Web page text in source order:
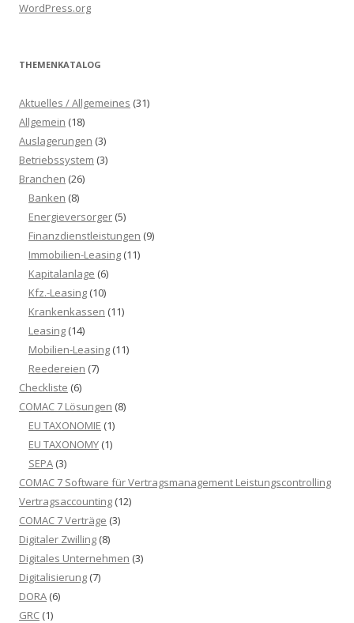
WordPress.org
THEMENKATALOG
Aktuelles / Allgemeines (31)
Allgemein (18)
Auslagerungen (3)
Betriebssystem (3)
Branchen (26)
Banken (8)
Energieversorger (5)
Finanzdienstleistungen (9)
Immobilien-Leasing (11)
Kapitalanlage (6)
Kfz.-Leasing (10)
Krankenkassen (11)
Leasing (14)
Mobilien-Leasing (11)
Reedereien (7)
Checkliste (6)
COMAC 7 Lösungen (8)
EU TAXONOMIE (1)
EU TAXONOMY (1)
SEPA (3)
COMAC 7 Software für Vertragsmanagement Leistungscontrolling
Vertragsaccounting (12)
COMAC 7 Verträge (3)
Digitaler Zwilling (8)
Digitales Unternehmen (3)
Digitalisierung (7)
DORA (6)
GRC (1)